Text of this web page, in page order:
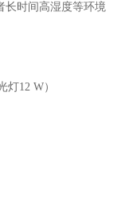
长时间高湿度等环境
12 W）